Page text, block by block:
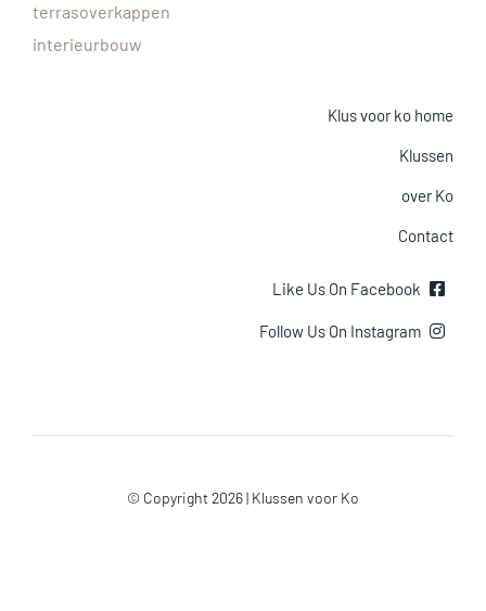
terrasoverkappen
interieurbouw
Klus voor ko home
Klussen
over Ko
Contact
Like Us On Facebook
Follow Us On Instagram
© Copyright 2026 | Klussen voor Ko